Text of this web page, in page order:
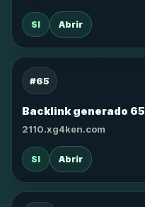
SI Abrir
#65
Backlink generado 65
2110.xg4ken.com
SI Abrir